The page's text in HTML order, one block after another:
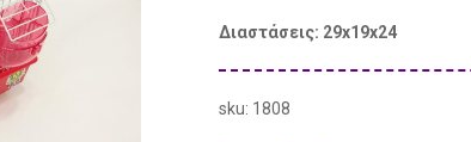
Διαστάσεις: 29x19x24
sku: 1808